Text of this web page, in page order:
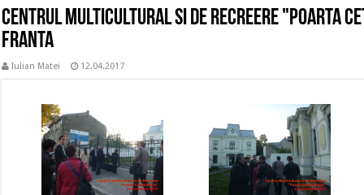
Centrul Multicultural si de Recreere "Poarta
Franta
Iulian Matei 12.04.2017